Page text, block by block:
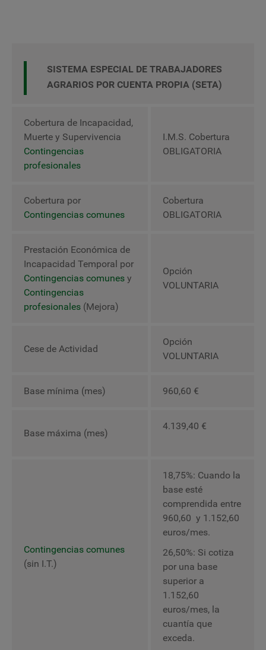
SISTEMA ESPECIAL DE TRABAJADORES
AGRARIOS POR CUENTA PROPIA (SETA)
Cobertura de Incapacidad,
Muerte y Supervivencia
Contingencias
profesionales
I.M.S. Cobertura
OBLIGATORIA
Cobertura por
Contingencias comunes
Cobertura
OBLIGATORIA
Prestación Económica de
Incapacidad Temporal por
Contingencias comunes y
Contingencias
profesionales (Mejora)
Opción
VOLUNTARIA
Cese de Actividad
Opción
VOLUNTARIA
Base mínima (mes) 960,60 €
Base máxima (mes)
4.139,40 €
Contingencias comunes
(sin I.T.)
18,75%: Cuando la
base esté
comprendida entre
960,60 y 1.152,60
euros/mes.
26,50%: Si cotiza
por una base
superior a
1.152,60
euros/mes, la
cuantía que
exceda.